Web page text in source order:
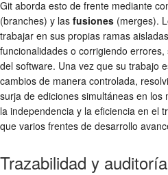
Git aborda esto de frente mediante
(branches) y las fusiones (merges).
trabajar en sus propias ramas
funcionalidades o corrigiendo
del software. Una vez que su trabajo
cambios de manera controlada,
surja de ediciones simultáneas en los
la independencia y la eficiencia en el
que varios frentes de desarrollo
Trazabilidad y